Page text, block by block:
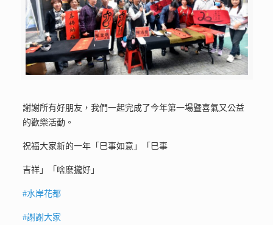
謝謝所有好朋友，我們一起完成了今年第一場暨喜氣又公益
的歡樂活動。
祝福大家新的一年「巳事如意」「巳事
吉祥」「啥麽攏好」
#水岸花都
#謝謝大家